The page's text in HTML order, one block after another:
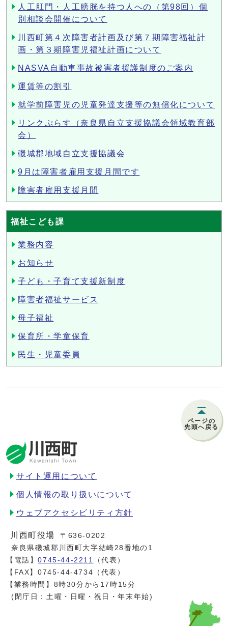
人工肛門・人工膀胱を持つ人への（第98回）個
別相談会開催について
川西町第４次障害者計画及び第７期障害福祉計
画・第３期障害児福祉計画について
NASVA自動車事故被害者援護制度のご案内
運賃等の割引
就学前障害児の児童発達支援等の無償化について
リンクぷらす（奈良県自立支援協議会領域教育部
会）
磯城郡地域自立支援協議会
9月は障害者雇用支援月間です
障害者雇用支援月間
福祉こども課
業務内容
お知らせ
子ども・子育て支援新制度
障害者福祉サービス
母子福祉
保育所・学童保育
民生・児童委員
ページの
先頭へ戻る
サイト運用について
個人情報の取り扱いについて
ウェブアクセシビリティ方針
川西町役場
〒636-0202
奈良県磯城郡川西町大字結崎28番地の1
【電話】0745-44-2211
（代表）
【FAX】0745-44-4734（代表）
【業務時間】8時30分から17時15分
(閉庁日：土曜・日曜・祝日・年末年始)